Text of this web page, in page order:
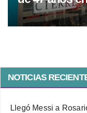
NOTICIAS
Llegó Messi a